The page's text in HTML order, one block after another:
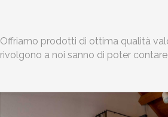
Offriamo prodotti di ottima qualità
rivolgono a noi sanno di poter